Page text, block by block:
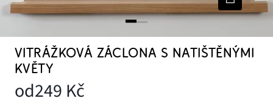
VITRÁŽKOVÁ ZÁCLONA S NATIŠTĚNÝMI
KVĚTY
od249 Kč